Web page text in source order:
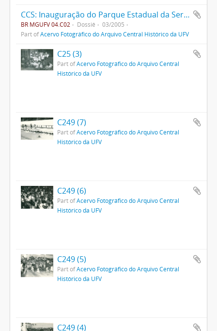
CCS: Inauguração do Parque Estadual da Serra do Brigadeiro
BR MGUFV 04.C02 Dossiê
03/2005
Part ofAcervo Fotográfico do Arquivo Central Histórico da UFV
C25 (3)
Part ofAcervo Fotográfico do Arquivo Central
Histórico da UFV
C249 (7)
Part ofAcervo Fotográfico do Arquivo Central
Histórico da UFV
C249 (6)
Part ofAcervo Fotográfico do Arquivo Central
Histórico da UFV
C249 (5)
Part ofAcervo Fotográfico do Arquivo Central
Histórico da UFV
C249 (4)